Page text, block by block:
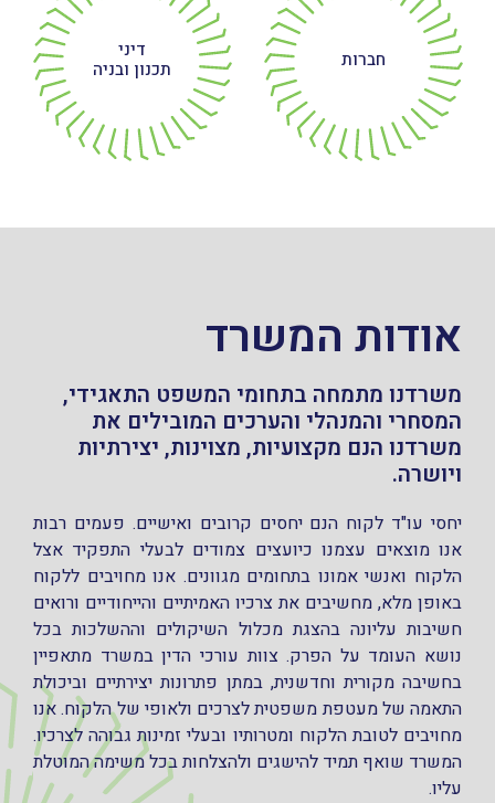
חברות
דיני
תכנון ובניה
אודות המשרד
משרדנו מתמחה בתחומי המשפט התאגידי,
המסחרי והמנהלי והערכים המובילים את
משרדנו הנם מקצועיות, מצוינות, יצירתיות
ויושרה.
יחסי עו"ד לקוח הנם יחסים קרובים ואישיים. פעמים רבות
אנו מוצאים עצמנו כיועצים צמודים לבעלי התפקיד אצל
הלקוח ואנשי אמונו בתחומים מגוונים. אנו מחויבים ללקוח
באופן מלא, מחשיבים את צרכיו האמיתיים והייחודיים ורואים
חשיבות עליונה בהצגת מכלול השיקולים וההשלכות בכל
נושא העומד על הפרק. צוות עורכי הדין במשרד מתאפיין
בחשיבה מקורית וחדשנית, במתן פתרונות יצירתיים וביכולת
התאמה של מעטפת משפטית לצרכים ולאופי של הלקוח. אנו
מחויבים לטובת הלקוח ומטרותיו ובעלי זמינות גבוהה לצרכיו.
המשרד שואף תמיד להישגים ולהצלחות בכל משימה המוטלת
עליו.